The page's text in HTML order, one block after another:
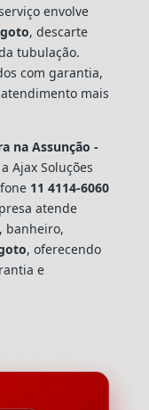
envolve
, descarte
tubulação.
com garantia,
mais
na Assunção -
Ajax Soluções
11 4114-6060
atende
, banheiro,
, oferecendo
e